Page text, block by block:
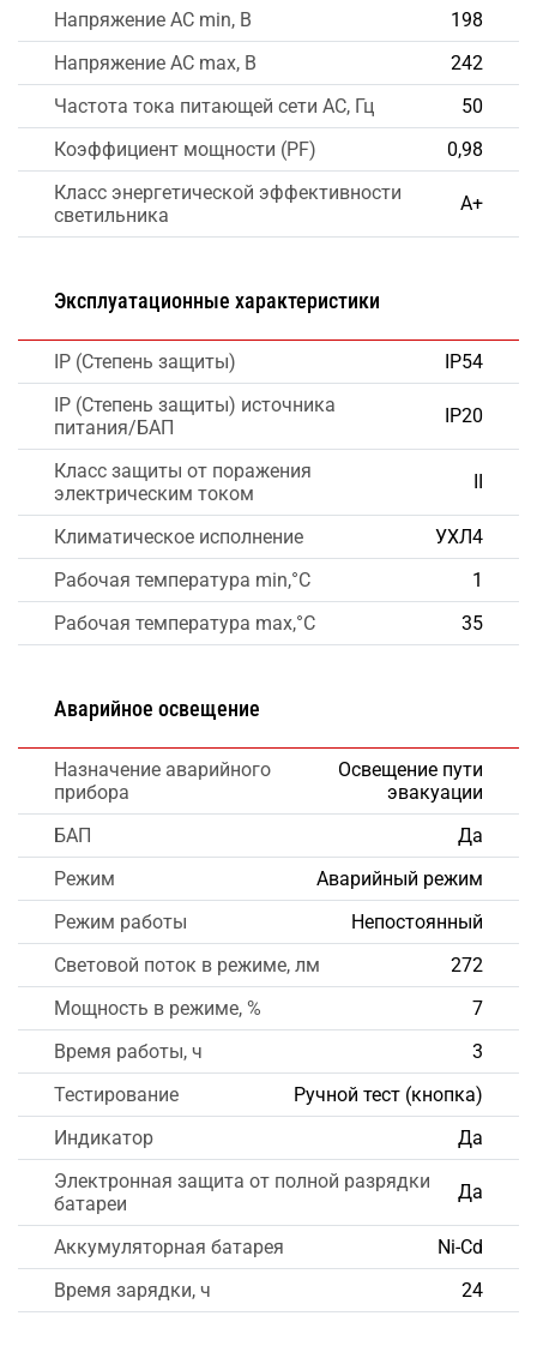
Напряжение AC min, В
198
Напряжение AC max, В
242
Частота тока питающей сети AC, Гц
50
Коэффициент мощности (PF)
0,98
Класс энергетической эффективности
светильника
А+
Эксплуатационные характеристики
IP (Степень защиты)
IP54
IP (Степень защиты) источника
питания/БАП
IP20
Класс защиты от поражения
электрическим током
Климатическое исполнение
УХЛ4
Рабочая температура min,°C
1
Рабочая температура max,°C
35
Аварийное освещение
Назначение аварийного
прибора
Освещение пути
эвакуации
БАП
Да
Режим
Аварийный режим
Режим работы
Непостоянный
Световой поток в режиме, лм
272
Мощность в режиме, %
7
Время работы, ч
3
Тестирование
Ручной тест (кнопка)
Индикатор
Да
Электронная защита от полной разрядки
батареи
Да
Аккумуляторная батарея
Ni-Cd
Время зарядки, ч
24